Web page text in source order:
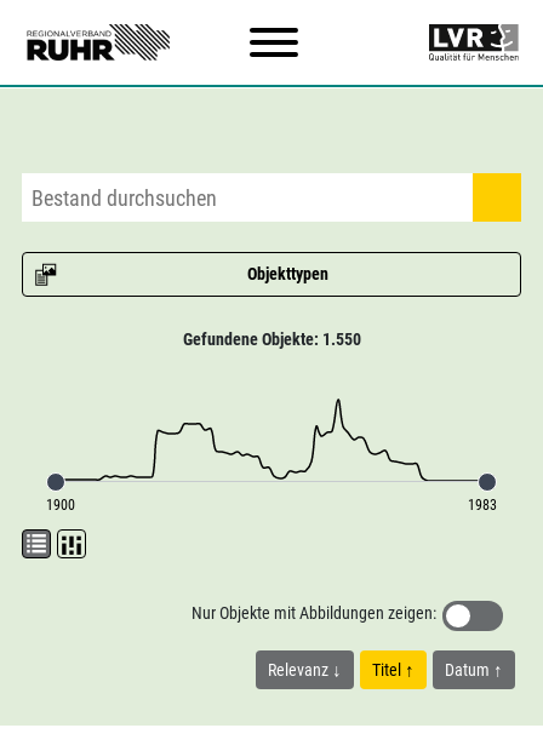
Objekttypen
Gefundene Objekte: 1.550
1900 1983
Relevanz Titel Datum
Nur Objekte mit Abbildungen zeigen: